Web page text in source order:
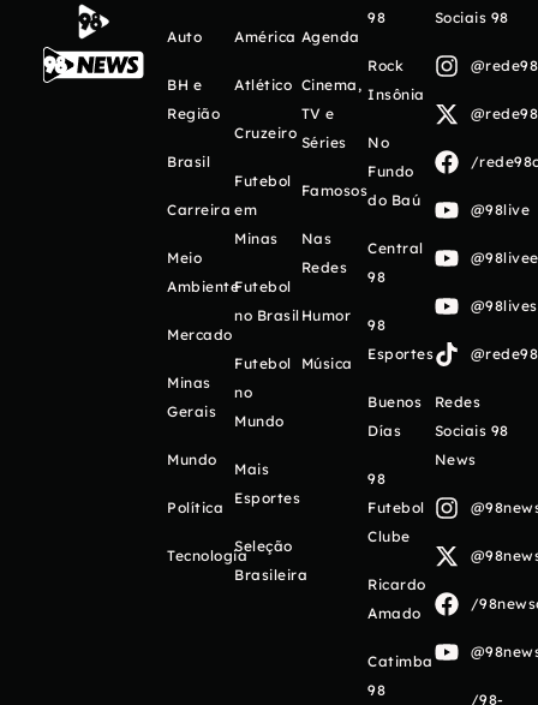
Auto
BH e
Região
Brasil
Carreira
Meio
Ambiente
Mercado
Minas
Gerais
Mundo
Política
Tecnologia
América
Atlético
Cruzeiro
Futebol
em
Minas
Futebol
no Brasil
Futebol
no
Mundo
Mais
Esportes
Seleção
Brasileira
Agenda
Cinema,
TV e
Séries
Famosos
Nas
Redes
Humor
Música
98
Rock
Insônia
No
Fundo
do Baú
Central
98
98
Esportes
Buenos
Días
98
Futebol
Clube
Ricardo
Amado
Catimba
98
Sociais 98
/
@98live
Redes
Sociais 98
News
/
/98-